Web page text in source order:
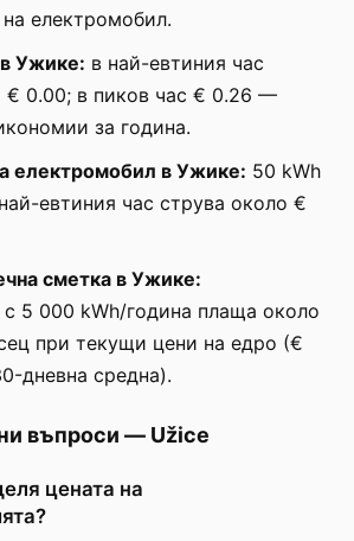
електромобил.
Ужике: в най-евтиния час
€ 0.00; в пиков час € 0.26 —
за година.
електромобил в Ужике: 50 kWh
евтиния час струва около €
сметка в Ужике:
5 000 kWh/година плаща около
при текущи цени на едро (€
дневна средна).
въпроси — Užice
цената на